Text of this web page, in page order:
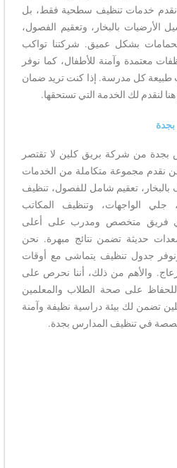
خدمات تنظيف سطحية فقط، بل
بالبخار، وتعقيم الفصول،
بشكل عميق. شركتنا تواكب
معتمدة وآمنة للأطفال، كما نوفر
كل مدرسة. إذا كنت تريد ضمان
لنقدم لك الخدمة التي تستحقها.
من شركة بريق كلين لا تقتصر
نقدم مجموعة متكاملة من الخدمات
بالبخار، تعقيم شامل للفصول، تنظيف
جلي الواجهات، وتنظيف المكاتب
فريق متخصص ومدرب على أعلى
حديثة تضمن نتائج مبهرة. نحن
ونوفر جدول تنظيف يتماشى مع أوقات
والأهم من ذلك، أننا نحرص على
للحفاظ على صحة الطلاب والمعلمين
تضمن لك بيئة دراسية نظيفة وآمنة
في تنظيف المدارس بجدة.